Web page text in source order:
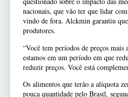
nacionais, que vão ter que lidar
vindo de fora. Alckmin garantiu
produtores.
“Você tem períodos de preços mais
estamos em um período em que
reduzir preços. Você está
Os alimentos que terão a alíquota
pouca quantidade pelo Brasil,